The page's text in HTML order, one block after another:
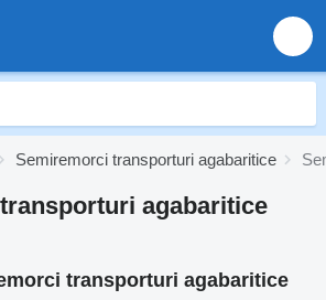
Semiremorci transporturi agabaritice
agabaritice
transporturi agabaritice